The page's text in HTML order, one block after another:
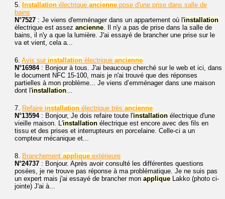
5. Installation électrique ancienne pose d'une prise dans salle de
bains
N°7527 : Je viens d'emménager dans un appartement où l'installation
électrique est assez ancienne . Il n'y a pas de prise dans la salle de
bains, il n'y a que la lumière. J'ai essayé de brancher une prise sur le
va et vient, cela a...
6. Avis sur installation électrique ancienne
N°16984: Bonjour à tous. J'ai beaucoup cherché sur le web et ici, dans
le document NFC 15-100, mais je n'ai trouvé que des réponses
partielles à mon problème... Je viens d’emménager dans une maison
dont l'installation
7. Refaire installation électrique très ancienne
N°13594: Bonjour, Je dois refaire toute l'installation électrique d'une
vieille maison. L'installation électrique est encore avec des fils en
tissu et des prises et interrupteurs en porcelaine. Celle-ci a un
compteur mécanique et...
8. Branchement applique extérieure
N°24737 : Bonjour. Après avoir consulté les différentes questions
posées, je ne trouve pas réponse à ma problématique. Je ne suis pas
un expert mais j'ai essayé de brancher mon applique Lakko (photo ci-
jointe) J'ai à...